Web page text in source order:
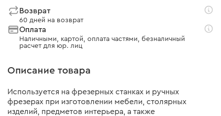
Возврат
60 дней на возврат
Оплата
Наличными, картой, оплата частями, безналичный
расчет для юр. лиц
Описание товара
Используется на фрезерных станках и ручных
фрезерах при изготовлении мебели, столярных
изделий, предметов интерьера, а также